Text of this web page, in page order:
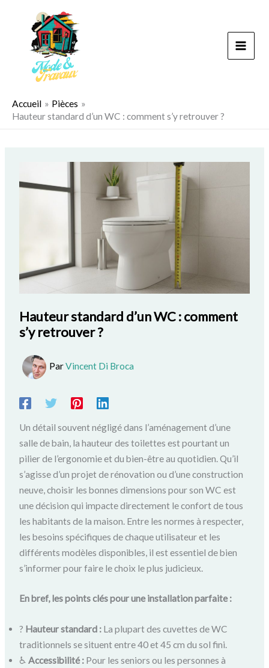
Accueil
Pièces
Hauteur standard d’un WC : comment s’y retrouver ?
Hauteur standard d’un WC : comment
s’y retrouver ?
ParVincent Di Broca
Un détail souvent négligé dans l’aménagement d’une
salle de bain, la hauteur des toilettes est pourtant un
pilier de l’ergonomie et du bien-être au quotidien. Qu’il
s’agisse d’un projet de rénovation ou d’une construction
neuve, choisir les bonnes dimensions pour son WC est
une décision qui impacte directement le confort de tous
les habitants de la maison. Entre les normes à respecter,
les besoins spécifiques de chaque utilisateur et les
différents modèles disponibles, il est essentiel de bien
s’informer pour faire le choix le plus judicieux.
En bref, les points clés pour une installation parfaite :
? Hauteur standard : La plupart des cuvettes de WC
traditionnels se situent entre 40 et 45 cm du sol fini.
♿Accessibilité : Pour les seniors ou les personnes à